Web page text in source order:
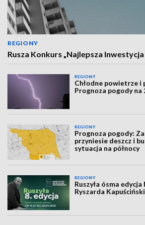
REGIONY
Rusza Konkurs „Najlepsza
REGIONY
Chłodne powietrze i
Prognoza pogody na
REGIONY
Prognoza pogody:
przyniesie deszcz i
sytuacja na północy
REGIONY
Ruszyła ósma
Ryszarda